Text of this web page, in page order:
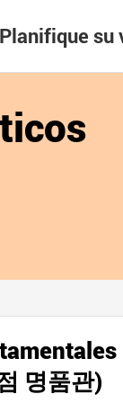
Planifique su
명품관)